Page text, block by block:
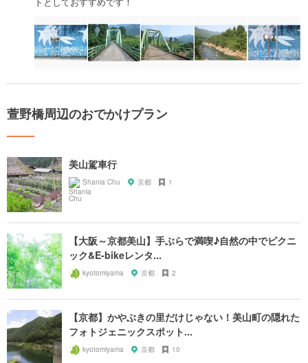
萱野橋周辺のおでかけプラン
美山駕車行
Shania Chu 京都 1
【大阪～京都美山】手ぶらで満喫♪自然の中でピクニ
ック&E-bikeレンタ...
kyotomiyama 京都 2
【京都】かやぶきの里だけじゃない！美山町の隠れた
フォトジェニックスポット...
kyotomiyama 京都 10